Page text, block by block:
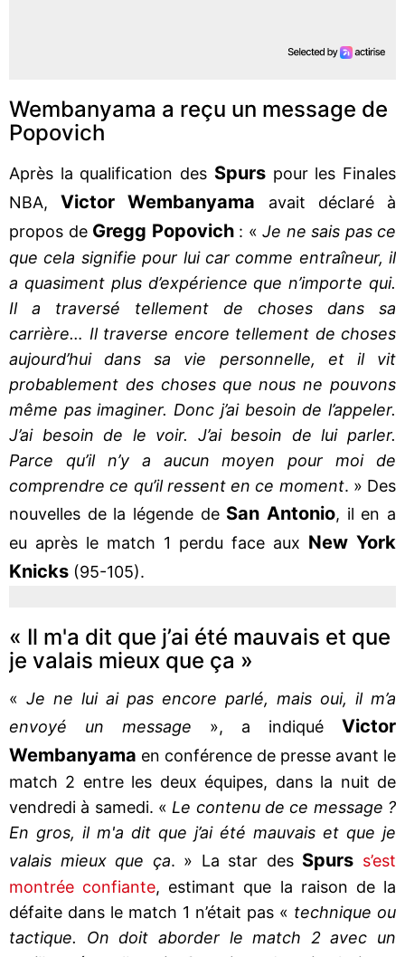
Wembanyama a reçu un message de
Popovich
Après la qualification des Spurs pour les Finales
NBA,Victor Wembanyama
avait déclaré à
propos de Gregg Popovich : « Je ne sais pas ce
que cela signifie pour lui car comme entraîneur, il
a quasiment plus d’expérience que n’importe qui.
Il a traversé tellement de choses dans sa
carrière… Il traverse encore tellement de choses
aujourd’hui dans sa vie personnelle, et il vit
probablement des choses que nous ne pouvons
même pas imaginer. Donc j’ai besoin de l’appeler.
J’ai besoin de le voir. J’ai besoin de lui parler.
Parce qu’il n’y a aucun moyen pour moi de
comprendre ce qu’il ressent en ce moment. » Des
nouvelles de la légende de San Antonio, il en a
eu après le match 1 perdu face aux New York
Knicks (95-105).
« Il m'a dit que j’ai été mauvais et que
je valais mieux que ça »
« Je ne lui ai pas encore parlé, mais oui, il m’a
envoyé un message », a indiqué Victor
Wembanyama en conférence de presse avant le
match 2 entre les deux équipes, dans la nuit de
vendredi à samedi. « Le contenu de ce message ?
En gros, il m'a dit que j’ai été mauvais et que je
valais mieux que ça. » La star des Spurs s’est
montrée confiante, estimant que la raison de la
défaite dans le match 1 n’était pas « technique ou
tactique. On doit aborder le match 2 avec un